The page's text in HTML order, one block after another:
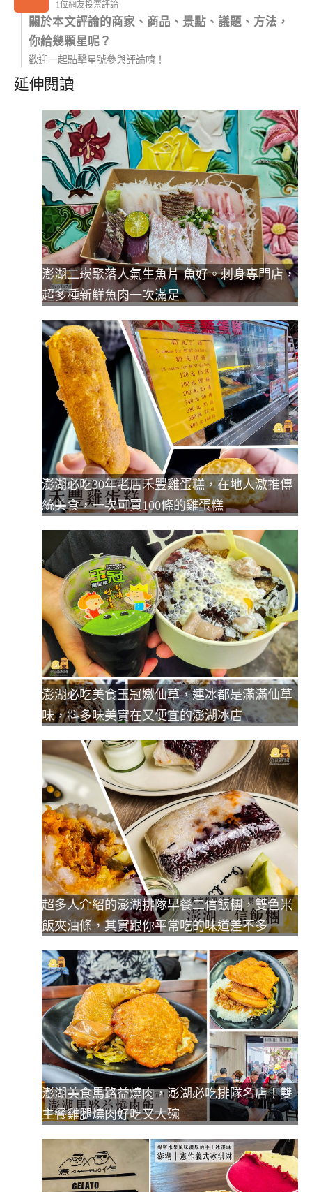
1位網友投票評論
關於本文評論的商家、商品、景點、議題、方法，
你給幾顆星呢？
歡迎一起點擊星號參與評論唷！
延伸閱讀
澎湖二崁聚落人氣生魚片 魚好。刺身專門店，
超多種新鮮魚肉一次滿足
澎湖必吃30年老店禾豐雞蛋糕，在地人激推傳
統美食，一次可買100條的雞蛋糕
澎湖必吃美食玉冠嫩仙草，連冰都是滿滿仙草
味，料多味美實在又便宜的澎湖冰店
超多人介紹的澎湖排隊早餐二信飯糰，雙色米
飯夾油條，其實跟你平常吃的味道差不多
澎湖美食馬路益燒肉，澎湖必吃排隊名店！雙
主餐雞腿燒肉好吃又大碗